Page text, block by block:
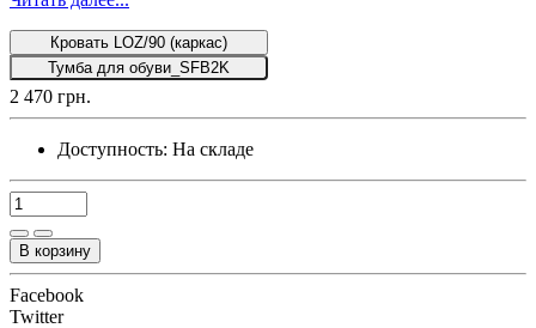
Кровать LOZ/90 (каркас)
Тумба для обуви_SFB2K
2 470 грн.
Доступность: На складе
В корзину
Facebook
Twitter